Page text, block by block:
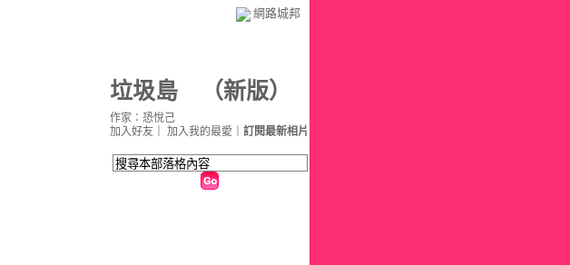
網路城邦
垃圾島 （新版）
加入好友 加入我的最愛 訂閱最新相片
作家：恐悅己